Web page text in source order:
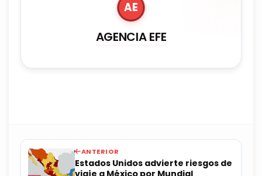
AE
AGENCIA EFE
ANTERIOR
Estados Unidos advierte riesgos de